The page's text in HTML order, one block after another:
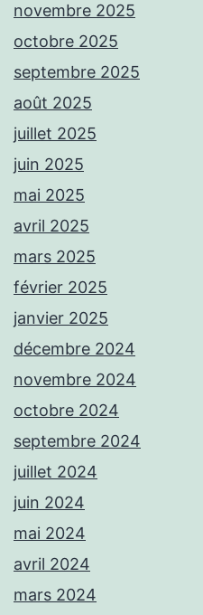
novembre 2025
octobre 2025
septembre 2025
août 2025
juillet 2025
juin 2025
mai 2025
avril 2025
mars 2025
février 2025
janvier 2025
décembre 2024
novembre 2024
octobre 2024
septembre 2024
juillet 2024
juin 2024
mai 2024
avril 2024
mars 2024